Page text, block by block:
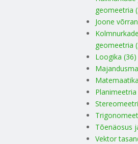
geomeetria
Joone
geomeetria
Loogika (36)
Tõenäosus
Vektor